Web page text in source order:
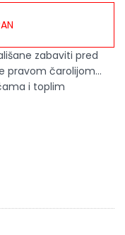
zabaviti pred
pravom čarolijom…
i toplim